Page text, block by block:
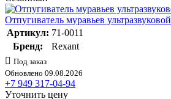
Отпугиватель муравьев
Артикул: 71-0011
Бренд:
Rexant
Под заказ
Обновлено 09.08.2026
+7 949 317-04-94
Уточнить цену